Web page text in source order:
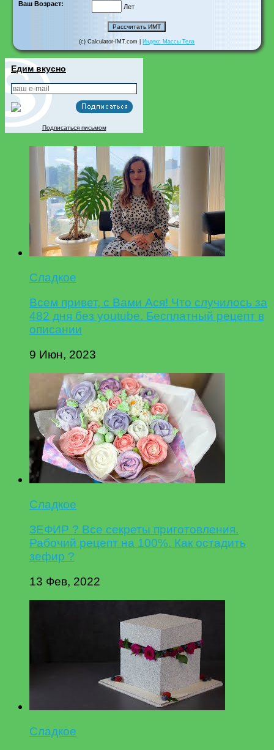
Ваш Возраст:
Лет
(c) Calculator-IMT.com | Индекс Массы Тела
Едим вкусно
Подписаться письмом
Сладкое
Всем привет, с Вами Ася! Что случилось за
482 дня без youtube. Бесплатный рецепт в
описании
9 Июн, 2023
Сладкое
ЗЕФИР ? Все секреты приготовления.
Рабочий рецепт на 100%. Как остадить
зефир ?
13 Фев, 2022
Сладкое